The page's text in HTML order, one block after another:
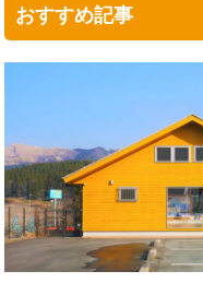
おすすめ記事